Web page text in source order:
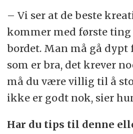
– Vi ser at de beste
kommer med første ting
bordet. Man må gå dypt
som er bra, det krever
må du være villig til å
ikke er godt nok, sier
Har du tips til denne